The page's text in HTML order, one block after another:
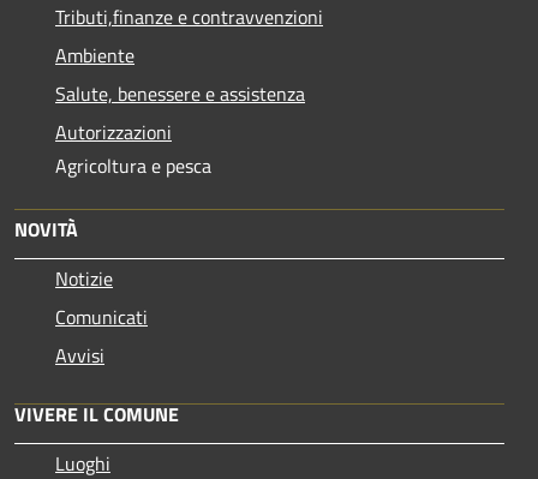
Tributi,finanze e contravvenzioni
Ambiente
Salute, benessere e assistenza
Autorizzazioni
Agricoltura e pesca
NOVITÀ
Notizie
Comunicati
Avvisi
VIVERE IL COMUNE
Luoghi